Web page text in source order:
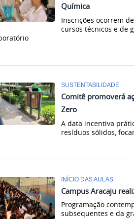
Química
Inscrições ocorrem
cursos técnicos e de
SUSTENTABILIDADE
Comitê promoverá
Zero
A data incentiva
resíduos sólidos,
INÍCIO DAS AULAS
Campus Aracaju
Programação
subsequentes e da